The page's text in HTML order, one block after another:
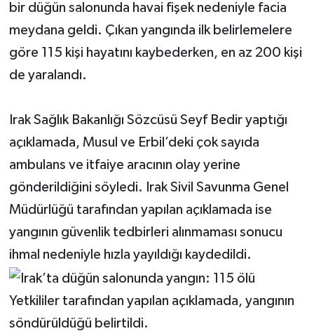
bir düğün salonunda havai fişek nedeniyle facia
meydana geldi. Çıkan yangında ilk belirlemelere
göre 115 kişi hayatını kaybederken, en az 200 kişi
de yaralandı.
Irak Sağlık Bakanlığı Sözcüsü Seyf Bedir yaptığı
açıklamada, Musul ve Erbil’deki çok sayıda
ambulans ve itfaiye aracının olay yerine
gönderildiğini söyledi. Irak Sivil Savunma Genel
Müdürlüğü tarafından yapılan açıklamada ise
yangının güvenlik tedbirleri alınmaması sonucu
ihmal nedeniyle hızla yayıldığı kaydedildi.
Yetkililer tarafından yapılan açıklamada, yangının
söndürüldüğü belirtildi.